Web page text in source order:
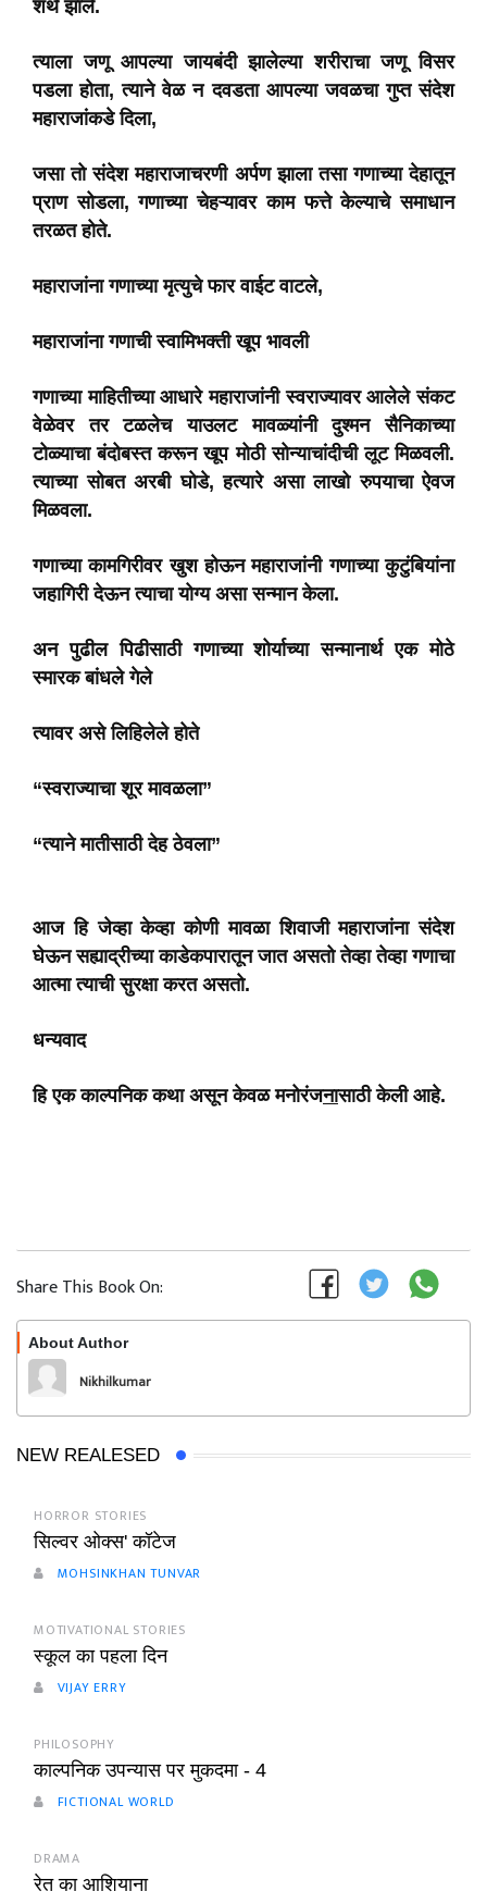
शर्थ झाले.
त्याला जणू आपल्या जायबंदी झालेल्या शरीराचा जणू विसर
पडला होता, त्याने वेळ न दवडता आपल्या जवळचा गुप्त संदेश
महाराजांकडे दिला,
जसा तो संदेश महाराजाचरणी अर्पण झाला तसा गणाच्या देहातून
प्राण सोडला, गणाच्या चेहऱ्यावर काम फत्ते केल्याचे समाधान
तरळत होते.
महाराजांना गणाच्या मृत्युचे फार वाईट वाटले,
महाराजांना गणाची स्वामिभक्ती खूप भावली
गणाच्या माहितीच्या आधारे महाराजांनी स्वराज्यावर आलेले संकट
वेळेवर तर टळलेच याउलट मावळ्यांनी दुश्मन सैनिकाच्या
टोळ्याचा बंदोबस्त करून खूप मोठी सोन्याचांदीची लूट मिळवली.
त्याच्या सोबत अरबी घोडे, हत्यारे असा लाखो रुपयाचा ऐवज
मिळवला.
गणाच्या कामगिरीवर खुश होऊन महाराजांनी गणाच्या कुटुंबियांना
जहागिरी देऊन त्याचा योग्य असा सन्मान केला.
अन पुढील पिढीसाठी गणाच्या शोर्याच्या सन्मानार्थ एक मोठे
स्मारक बांधले गेले
त्यावर असे लिहिलेले होते
“स्वराज्याचा शूर मावळला”
“त्याने मातीसाठी देह ठेवला”
आज हि जेव्हा केव्हा कोणी मावळा शिवाजी महाराजांना संदेश
घेऊन सह्याद्रीच्या काडेकपारातून जात असतो तेव्हा तेव्हा गणाचा
आत्मा त्याची सुरक्षा करत असतो.
धन्यवाद
हि एक काल्पनिक कथा असून केवळ मनोरंजनासाठी केली आहे.
Share This Book On:
About Author
Nikhilkumar
NEW REALESED
HORROR STORIES
सिल्वर ओक्स' कॉटेज
MOHSINKHAN TUNVAR
MOTIVATIONAL STORIES
स्कूल का पहला दिन
VIJAY ERRY
PHILOSOPHY
काल्पनिक उपन्यास पर मुकदमा - 4
FICTIONAL WORLD
DRAMA
रेत का आशियाना